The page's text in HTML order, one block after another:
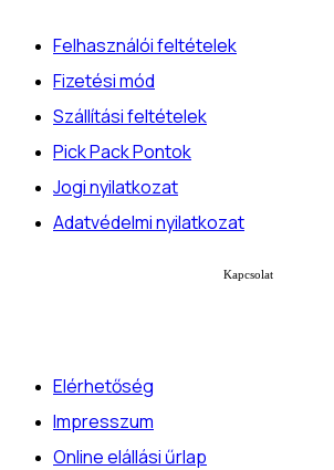
Felhasználói feltételek
Fizetési mód
Szállítási feltételek
Pick Pack Pontok
Jogi nyilatkozat
Adatvédelmi nyilatkozat
Kapcsolat
Elérhetőség
Impresszum
Online elállási űrlap